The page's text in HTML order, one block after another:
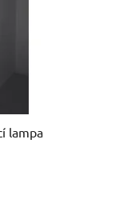
lampa